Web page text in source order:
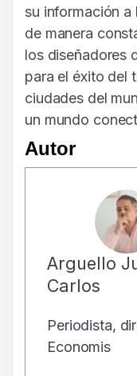
su información a
de manera
los diseñadores
para el éxito del
ciudades del
un mundo
Autor
Arguello
Carlos
Periodista,
Economis